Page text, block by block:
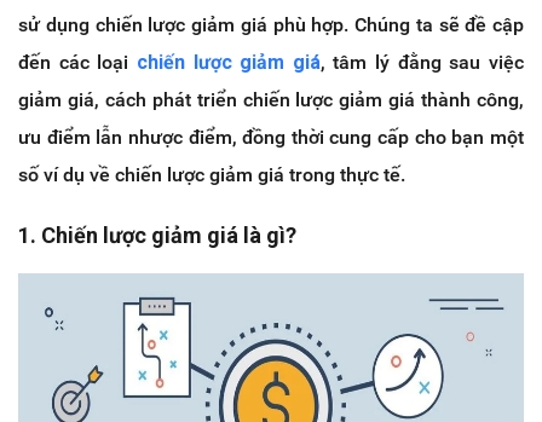
sử dụng chiến lược giảm giá phù hợp. Chúng ta sẽ đề cập
đến các loại chiến lược giảm giá, tâm lý đằng sau việc
giảm giá, cách phát triển chiến lược giảm giá thành công,
ưu điểm lẫn nhược điểm, đồng thời cung cấp cho bạn một
số ví dụ về chiến lược giảm giá trong thực tế.
1. Chiến lược giảm giá là gì?